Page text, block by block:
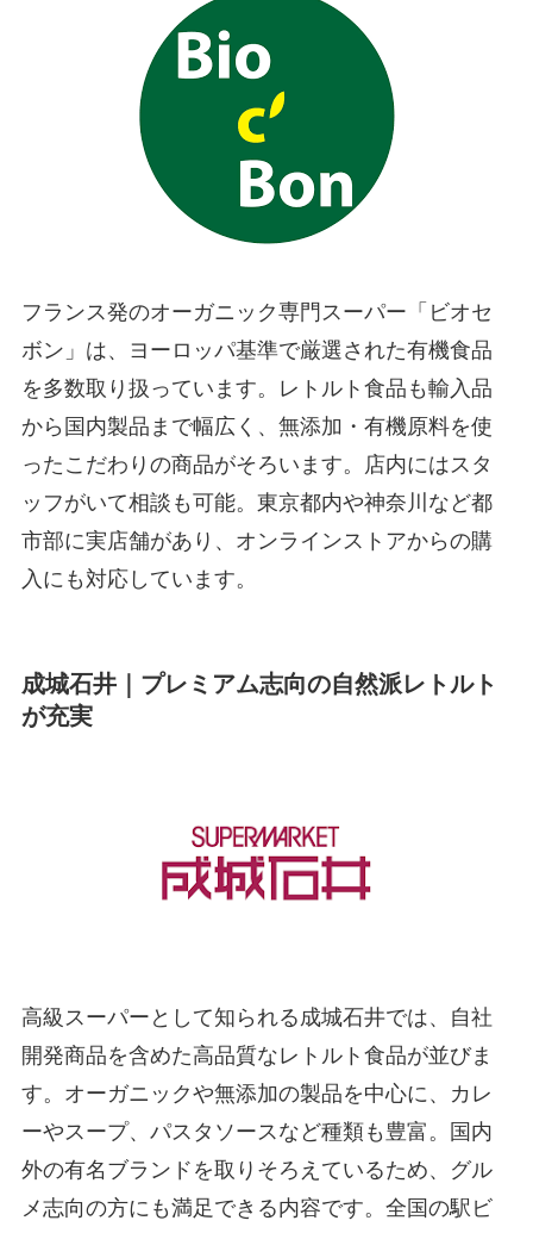
フランス発のオーガニック専門スーパー「ビオセ
ボン」は、ヨーロッパ基準で厳選された有機食品
を多数取り扱っています。レトルト食品も輸入品
から国内製品まで幅広く、無添加・有機原料を使
ったこだわりの商品がそろいます。店内にはスタ
ッフがいて相談も可能。東京都内や神奈川など都
市部に実店舗があり、オンラインストアからの購
入にも対応しています。
成城石井｜プレミアム志向の自然派レトルト
が充実
高級スーパーとして知られる成城石井では、自社
開発商品を含めた高品質なレトルト食品が並びま
す。オーガニックや無添加の製品を中心に、カレ
ーやスープ、パスタソースなど種類も豊富。国内
外の有名ブランドを取りそろえているため、グル
メ志向の方にも満足できる内容です。全国の駅ビ